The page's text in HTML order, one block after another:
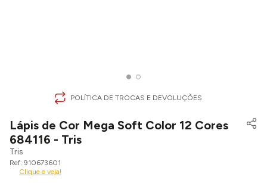
POLÍTICA DE TROCAS E DEVOLUÇÕES
Lápis de Cor Mega Soft Color 12 Cores
684116 - Tris
Tris
910673601
Clique e veja!